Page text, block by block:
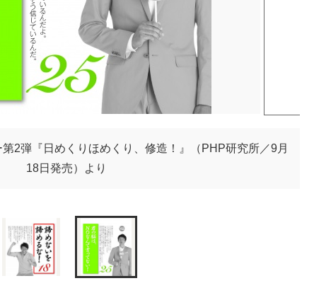
2弾『日めくりほめくり、修造！』（PHP研究所／9月
18日発売）より